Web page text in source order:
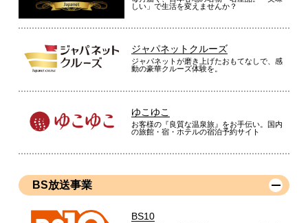
しい」で生活を変えませんか？
ジャパネットクルーズ
ジャパネットが磨き上げたおもてなしで、感
動の豪華クルーズ体験を。
ゆこゆこ
お客様の『良質な温泉旅』をお手伝い。国内
の旅館・宿・ホテルの宿泊予約サイト
BS放送事業
BS10